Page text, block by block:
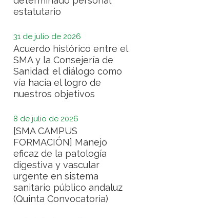
estatutario
31 de julio de 2026
Acuerdo histórico entre el
SMA y la Consejería de
Sanidad: el diálogo como
vía hacia el logro de
nuestros objetivos
8 de julio de 2026
[SMA CAMPUS
FORMACIÓN] Manejo
eficaz de la patología
digestiva y vascular
urgente en sistema
sanitario público andaluz
(Quinta Convocatoria)